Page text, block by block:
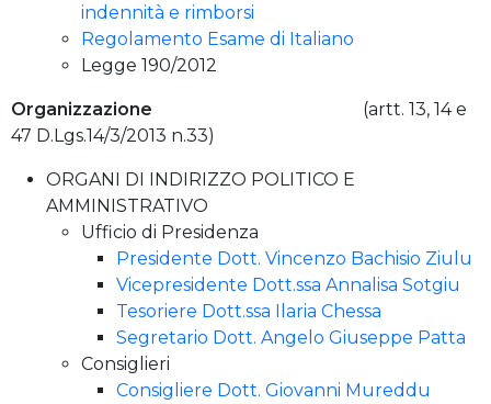
indennità e rimborsi
Regolamento Esame di Italiano
Legge 190/2012
Organizzazione (artt. 13, 14 e
47 D.Lgs.14/3/2013 n.33)
ORGANI DI INDIRIZZO POLITICO E
AMMINISTRATIVO
Ufficio di Presidenza
Presidente Dott. Vincenzo Bachisio Ziulu
Vicepresidente Dott.ssa Annalisa Sotgiu
Tesoriere Dott.ssa Ilaria Chessa
Segretario Dott. Angelo Giuseppe Patta
Consiglieri
Consigliere Dott. Giovanni Mureddu